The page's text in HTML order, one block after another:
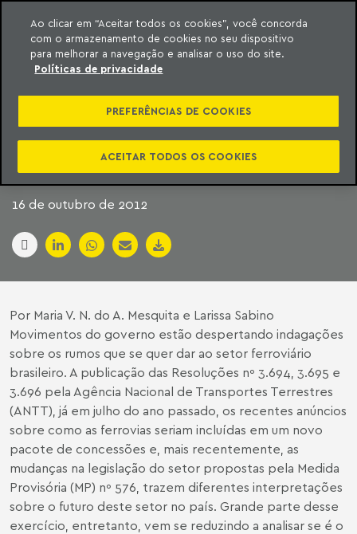
o conteúdo
Machado Meyer
FERROVIAS: QUAL É O
RUMO PARA O SETOR
NO BRASIL? (2)
16 de outubro de 2012
Por Maria V. N. do A. Mesquita e Larissa Sabino
Movimentos do governo estão despertando indagações
sobre os rumos que se quer dar ao setor ferroviário
brasileiro. A publicação das Resoluções nº 3.694, 3.695 e
3.696 pela Agência Nacional de Transportes Terrestres
(ANTT), já em julho do ano passado, os recentes anúncios
sobre como as ferrovias seriam incluídas em um novo
pacote de concessões e, mais recentemente, as
mudanças na legislação do setor propostas pela Medida
Provisória (MP) nº 576, trazem diferentes interpretações
sobre o futuro deste setor no país. Grande parte desse
exercício, entretanto, vem se reduzindo a analisar se é o
Ao clicar em “Aceitar todos os cookies”, você concorda
com o armazenamento de cookies no seu dispositivo
para melhorar a navegação e analisar o uso do site.
Políticas de privacidade
PREFERÊNCIAS DE COOKIES
ACEITAR TODOS OS COOKIES